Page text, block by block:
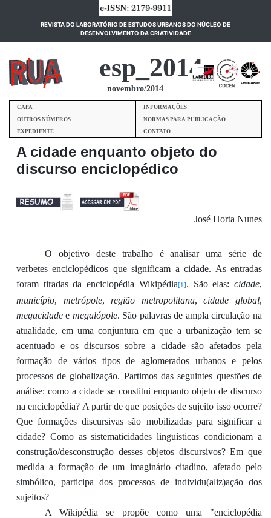
REVISTA DO LABORATÓRIO DE ESTUDOS URBANOS DO NÚCLEO DE
DESENVOLVIMENTO DA CRIATIVIDADE(current)
esp_2014
novembro/2014
CAPA
INFORMAÇÕES
OUTROS NÚMEROS
NORMAS PARA PUBLICAÇÃO
EXPEDIENTE
CONTATO
A cidade enquanto objeto do
discurso enciclopédico
José Horta Nunes
O objetivo deste trabalho é analisar uma série de
verbetes enciclopédicos que significam a cidade. As entradas
foram tiradas da enciclopédia Wikipédia[1] . São elas: cidade,
município, metrópole, região metropolitana, cidade global,
megacidade e megalópole. São palavras de ampla circulação na
atualidade, em uma conjuntura em que a urbanização tem se
acentuado e os discursos sobre a cidade são afetados pela
formação de vários tipos de aglomerados urbanos e pelos
processos de globalização. Partimos das seguintes questões de
análise: como a cidade se constitui enquanto objeto de discurso
na enciclopédia? A partir de que posições de sujeito isso ocorre?
Que formações discursivas são mobilizadas para significar a
cidade? Como as sistematicidades linguísticas condicionam a
construção/desconstrução desses objetos discursivos? Em que
medida a formação de um imaginário citadino, afetado pelo
simbólico, participa dos processos de individu(aliz)ação dos
sujeitos?
A Wikipédia se propõe como uma "enciclopédia